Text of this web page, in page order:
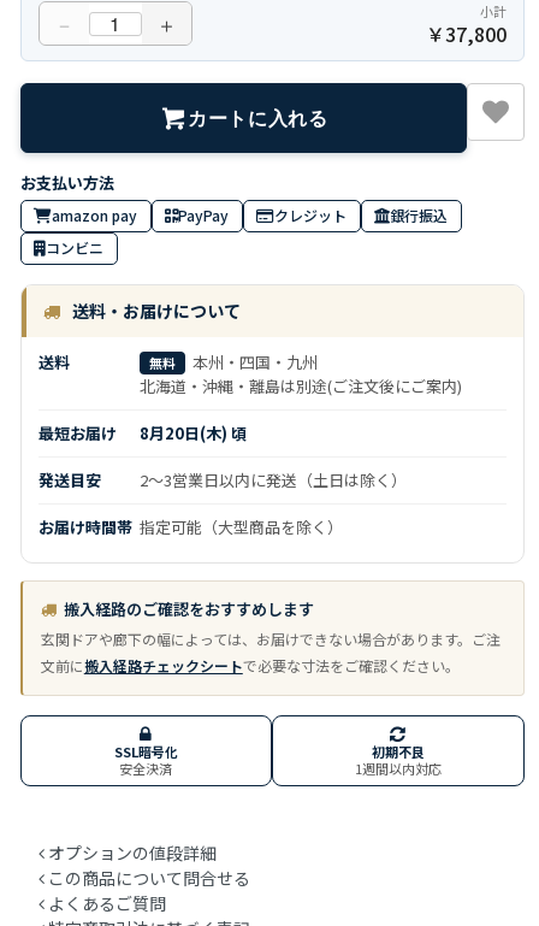
－ ＋ 小計
￥37,800
カートに入れる
amazon pay PayPay クレジット
銀行振込
コンビニ
送料・お届けについて
送料 無料
本州・四国・九州
北海道・沖縄・離島は別途(ご注文後にご案内)
最短お届け 8月20日(木) 頃
発送目安 2～3営業日以内に発送（土日は除く）
お届け時間帯 指定可能（大型商品を除く）
搬入経路のご確認をおすすめします
玄関ドアや廊下の幅によっては、お届けできない場合があります。ご注
文前に搬入経路チェックシートで必要な寸法をご確認ください。
SSL暗号化
安全決済
初期不良
1週間以内対応
オプションの値段詳細
この商品について問合せる
よくあるご質問